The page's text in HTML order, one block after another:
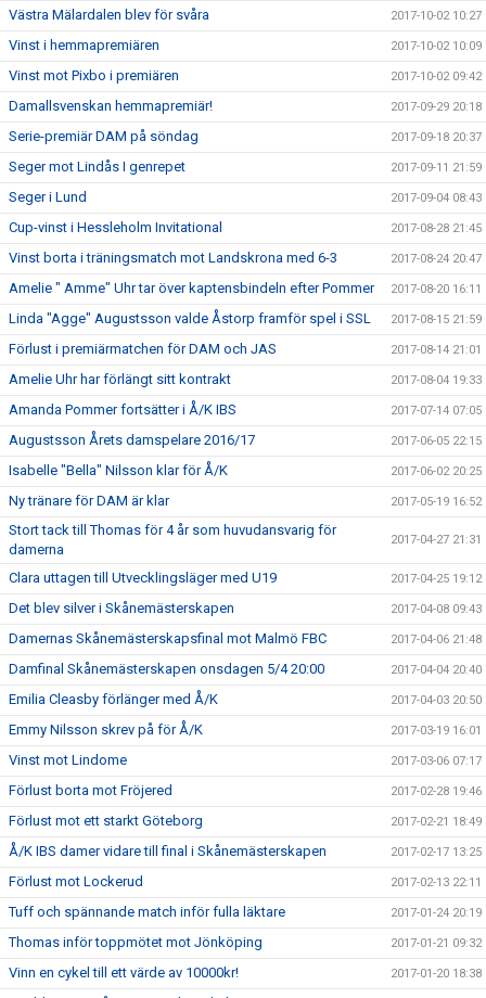
Västra Mälardalen blev för svåra 2017-10-02 10:27
Vinst i hemmapremiären 2017-10-02 10:09
Vinst mot Pixbo i premiären 2017-10-02 09:42
Damallsvenskan hemmapremiär! 2017-09-29 20:18
Serie-premiär DAM på söndag 2017-09-18 20:37
Seger mot Lindås I genrepet 2017-09-11 21:59
Seger i Lund 2017-09-04 08:43
Cup-vinst i Hessleholm Invitational 2017-08-28 21:45
Vinst borta i träningsmatch mot Landskrona med 6-3 2017-08-24 20:47
Amelie " Amme" Uhr tar över kaptensbindeln efter Pommer 2017-08-20 16:11
Linda "Agge" Augustsson valde Åstorp framför spel i SSL 2017-08-15 21:59
Förlust i premiärmatchen för DAM och JAS 2017-08-14 21:01
Amelie Uhr har förlängt sitt kontrakt 2017-08-04 19:33
Amanda Pommer fortsätter i Å/K IBS 2017-07-14 07:05
Augustsson Årets damspelare 2016/17 2017-06-05 22:15
Isabelle "Bella" Nilsson klar för Å/K 2017-06-02 20:25
Ny tränare för DAM är klar 2017-05-19 16:52
Stort tack till Thomas för 4 år som huvudansvarig för
damerna
2017-04-27 21:31
Clara uttagen till Utvecklingsläger med U19 2017-04-25 19:12
Det blev silver i Skånemästerskapen 2017-04-08 09:43
Damernas Skånemästerskapsfinal mot Malmö FBC 2017-04-06 21:48
Damfinal Skånemästerskapen onsdagen 5/4 20:00 2017-04-04 20:40
Emilia Cleasby förlänger med Å/K 2017-04-03 20:50
Emmy Nilsson skrev på för Å/K 2017-03-19 16:01
Vinst mot Lindome 2017-03-06 07:17
Förlust borta mot Fröjered 2017-02-28 19:46
Förlust mot ett starkt Göteborg 2017-02-21 18:49
Å/K IBS damer vidare till final i Skånemästerskapen 2017-02-17 13:25
Förlust mot Lockerud 2017-02-13 22:11
Tuff och spännande match inför fulla läktare 2017-01-24 20:19
Thomas inför toppmötet mot Jönköping 2017-01-21 09:32
Vinn en cykel till ett värde av 10000kr! 2017-01-20 18:38